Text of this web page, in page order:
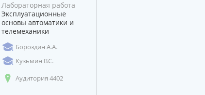
Лабораторная работа
Эксплуатационные
основы автоматики и
телемеханики
Бороздин А.А.
Кузьмин В.С.
Аудитория 4402